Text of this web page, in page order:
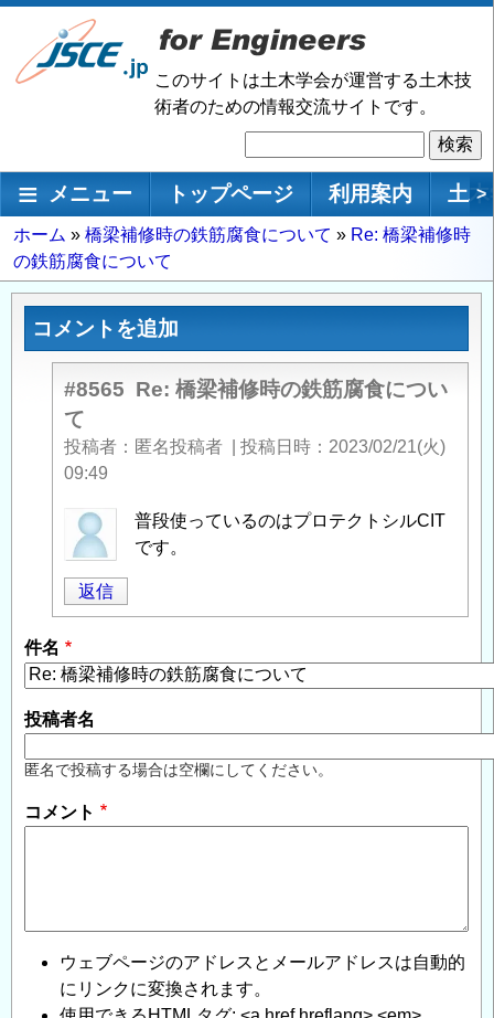
メ
ン
動
このサイトは土木学会が運営する土木技
術者のための情報交流サイトです。
索
メインナビゲーション
メニュー トップページ 利用案内 土 >
パ
ン
く
ホーム 橋梁補修時の鉄筋腐食について
Re: 橋梁補修時
の鉄筋腐食について
コメントを追加
#8565 Re: 橋梁補修時の鉄筋腐食につい
て
投稿者 匿名投稿者 投稿日時
2023/02/21(火)
09:49
匿
名
投
稿
に
よ
る
「Re:
橋
補
腐
食
普段使っているのはプロテクトシルCIT
です。
返信
件名
投稿者名
匿名で投稿する場合は空欄にしてください。
コメント
ウェブページのアドレスとメールアドレスは自動的
にリンクに変換されます。